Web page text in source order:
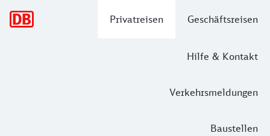
Privatreisen Geschäftsreisen
Hilfe & Kontakt
Verkehrsmeldungen
Baustellen